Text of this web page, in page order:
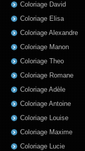
Coloriage David
Coloriage Elisa
Coloriage Alexandre
Coloriage Manon
Coloriage Theo
Coloriage Romane
Coloriage Adèle
Coloriage Antoine
Coloriage Louise
Coloriage Maxime
Coloriage Lucie